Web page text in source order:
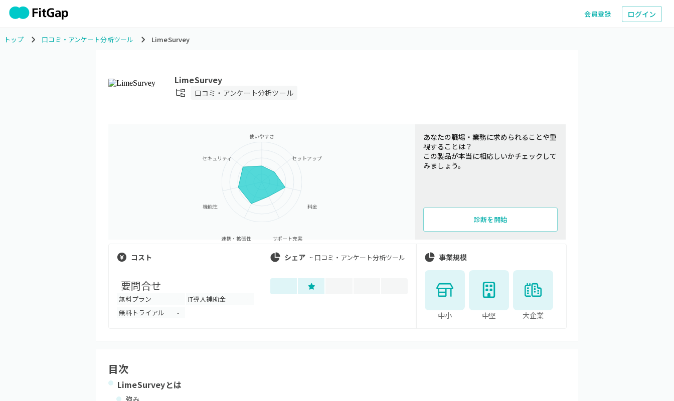
会員登録 ログイン
トップ 口コミ・アンケート分析ツール LimeSurvey
LimeSurvey
口コミ・アンケート分析ツール
使いやすさ
セットアップ
料金
サポート充実
連携・拡張性
機能性
セキュリティ
あなたの職場・業務に求められることや重
視することは？
この製品が本当に相応しいかチェックして
みましょう。
診断を開始
コスト
要問合せ
無料プラン - IT導入補助金 -
無料トライアル -
シェア ~ 口コミ・アンケート分析ツール 事業規模
中小 中堅 大企業
目次
LimeSurveyとは
強み